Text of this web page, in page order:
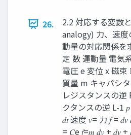
26.
2.2 対応する変数
analogy) 力、速
動量の対応関係を
定 数 運動量 電気
電圧 e 変位 x 磁
質量 m キャパシ
レジスタンスの逆
クタンスの逆 L-1
𝑑𝑡 速度 𝑣= 力 𝑓 =
= 𝐶e 𝑓=𝑚 𝑑𝑣 + 𝑑𝑣 +